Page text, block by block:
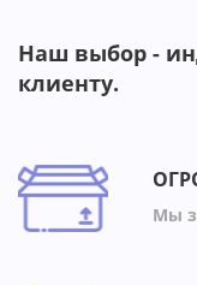
Наш выбор -
клиенту.
Мы